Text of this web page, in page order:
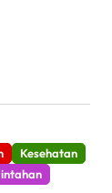
Kesehatan